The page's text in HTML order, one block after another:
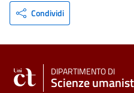
Condividi
DIPARTIMENTO DI
Scienze